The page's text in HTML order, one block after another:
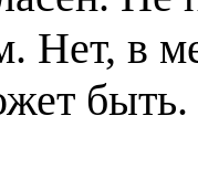
Нет, в